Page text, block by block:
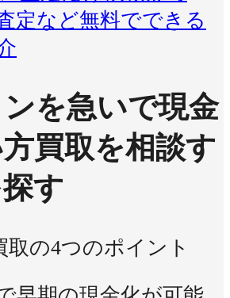
定など無料でできる
を急いで現金
買取を相談す
す
の4つのポイント